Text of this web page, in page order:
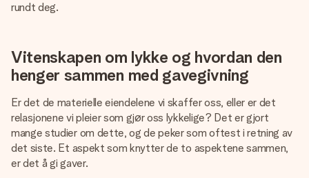
rundt deg.
Vitenskapen om lykke og hvordan den
henger sammen med gavegivning
Er det de materielle eiendelene vi skaffer oss, eller er det
relasjonene vi pleier som gjør oss lykkelige? Det er gjort
mange studier om dette, og de peker som oftest i retning av
det siste. Et aspekt som knytter de to aspektene sammen,
er det å gi gaver.